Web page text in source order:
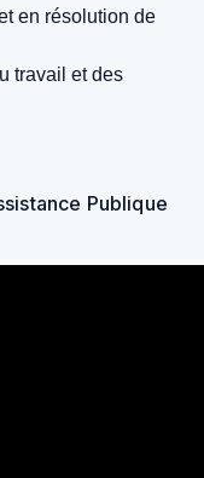
en résolution de
travail et des
Publique